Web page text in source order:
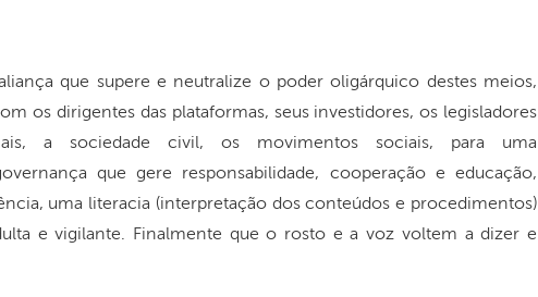
que supere e neutralize o poder oligárquico destes meios,
os dirigentes das plataformas, seus investidores, os legisladores
a sociedade civil, os movimentos sociais, para uma
que gere responsabilidade, cooperação e educação,
uma literacia (interpretação dos conteúdos e procedimentos)
e vigilante. Finalmente que o rosto e a voz voltem a dizer e